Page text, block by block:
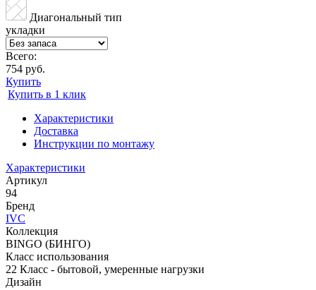
Диагональный тип
укладки
Всего:
754 руб.
Купить
Купить в 1 клик
Характеристики
Доставка
Инструкции по монтажу
Характеристики
Артикул
94
Бренд
IVC
Коллекция
BINGO (БИНГО)
Класс использования
22 Класс - бытовой, умеренные нагрузки
Дизайн